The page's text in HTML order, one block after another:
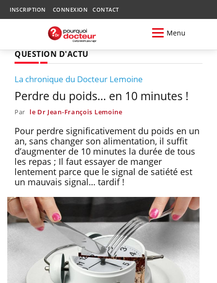
INSCRIPTION CONNEXION CONTACT
Menu
QUESTION D'ACTU
La chronique du Docteur Lemoine
Perdre du poids… en 10 minutes !
Par le Dr Jean-François Lemoine
Pour perdre significativement du poids en un
an, sans changer son alimentation, il suffit
d’augmenter de 10 minutes la durée de tous
les repas ; Il faut essayer de manger
lentement parce que le signal de satiété est
un mauvais signal… tardif !